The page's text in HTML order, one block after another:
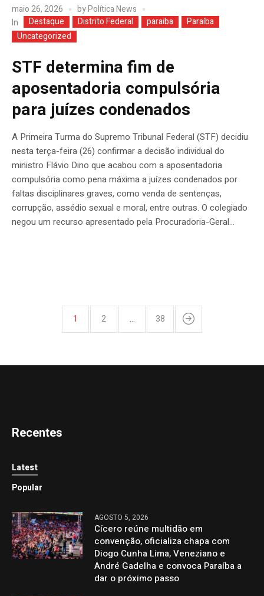
maio 26, 2026 byPolítica News
In
Destaque Distrito Federal paraiba
Paraíba
Uncategorized
STF determina fim de
aposentadoria compulsória
para juízes condenados
A Primeira Turma do Supremo Tribunal Federal (STF) decidiu
nesta terça-feira (26) confirmar a decisão individual do
ministro Flávio Dino que acabou com a aposentadoria
compulsória como pena máxima a juízes condenados por
faltas disciplinares graves, como venda de sentenças,
corrupção, assédio sexual e moral, entre outras. O colegiado
negou um recurso apresentado pela Procuradoria-Geral...
1 2 … 38
Recentes
Latest
Popular
AGOSTO 5, 2026
Cícero reúne multidão em
convenção, oficializa chapa com
Diogo Cunha Lima, Veneziano e
André Gadelha e convoca Paraíba a
dar o próximo passo